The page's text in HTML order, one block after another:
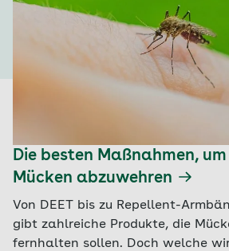
Die besten Maßnahmen, um
Mücken abzuwehren
Von DEET bis zu Repellent-
gibt zahlreiche Produkte, die
fernhalten sollen. Doch welche